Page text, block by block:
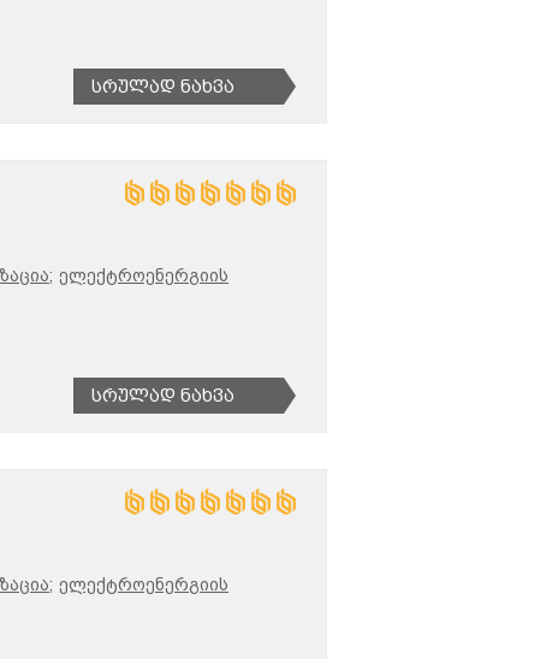
Სრულად Ნახვა
ელექტროენერგიის
Სრულად Ნახვა
ელექტროენერგიის